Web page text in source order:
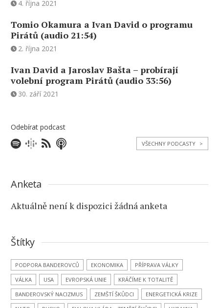
4. října 2021
Tomio Okamura a Ivan David o programu
Pirátů (audio 21:54)
2. října 2021
Ivan David a Jaroslav Bašta – probírají
volební program Pirátů (audio 33:56)
30. září 2021
Odebírat podcast
VŠECHNY PODCASTY >
Anketa
Aktuálně není k dispozici žádná anketa
Štítky
PODPORA BANDEROVCŮ EKONOMIKA
PŘÍPRAVA VÁLKY
VÁLKA
USA EVROPSKÁ UNIE
KRÁČÍME K TOTALITĚ
BANDEROVSKÝ NACIZMUS
ZEMŠTÍ ŠKŮDCI
ENERGETICKÁ KRIZE